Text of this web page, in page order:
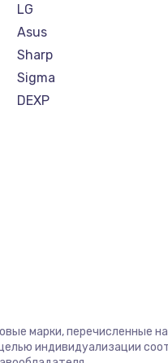
LG
Asus
Sharp
Sigma
DEXP
марки, перечисленные
индивидуализации